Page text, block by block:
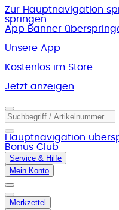
Zur Hauptnavigation
springen
App Banner
Unsere App
Kostenlos im Store
Jetzt anzeigen
Hauptnavigation
Bonus Club
Service & Hilfe
Mein Konto
Merkzettel